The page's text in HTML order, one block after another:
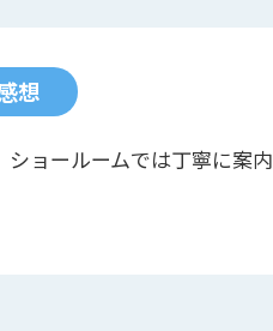
想
ョールームでは丁寧に案